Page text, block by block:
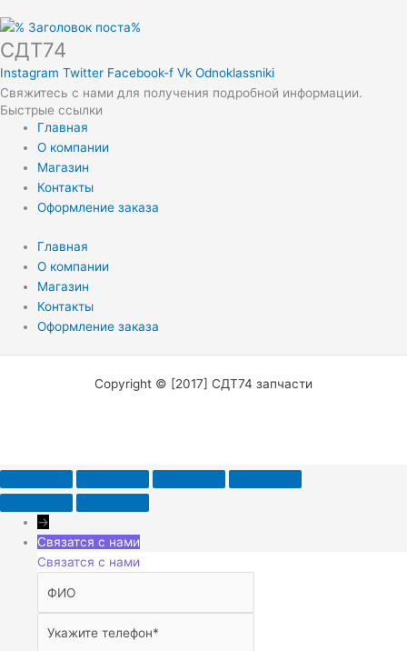
СДТ74
Instagram Twitter Facebook-f Vk Odnoklassniki
Свяжитесь с нами для получения подробной информации.
Быстрые ссылки
Главная
О компании
Магазин
Контакты
Оформление заказа
Главная
О компании
Магазин
Контакты
Оформление заказа
Copyright © [2017] СДТ74 запчасти
→
Связатся с нами
Связатся с нами